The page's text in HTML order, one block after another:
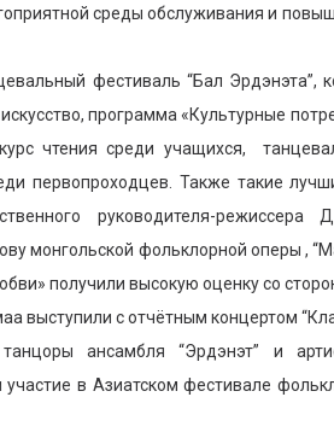
среды обслуживания и
фестиваль “Бал Эрдэнэта”,
программа «Культурные
чтения среди учащихся,
первопроходцев. Также такие
руководителя-режиссера
монгольской фольклорной оперы ,
получили высокую оценку со
с отчётным концертом
ансамбля “Эрдэнэт” и
в Азиатском фестивале